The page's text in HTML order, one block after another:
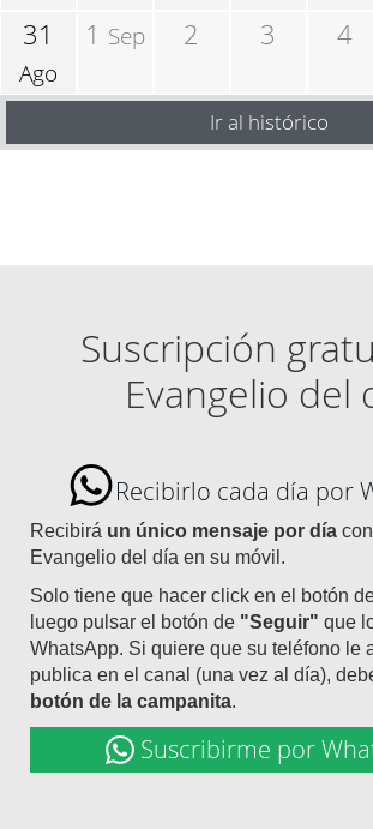
31
Ago
1 Sep 2 3 4
Ir al histórico
Suscripción
Evangelio del
Recibirlo cada día por
Recibirá un único mensaje por día
Evangelio del día en su móvil.
Solo tiene que hacer click en el botón
luego pulsar el botón de "Seguir" que
WhatsApp. Si quiere que su teléfono le
publica en el canal (una vez al día),
botón de la campanita.
Suscribirme por